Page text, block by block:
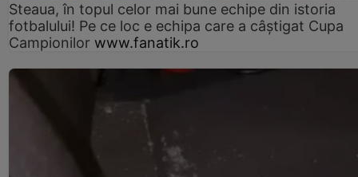
Steaua, în topul celor mai bune echipe din istoria
fotbalului! Pe ce loc e echipa care a câştigat Cupa
Campionilor www.fanatik.ro